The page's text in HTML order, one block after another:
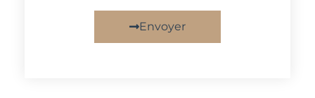
Envoyer